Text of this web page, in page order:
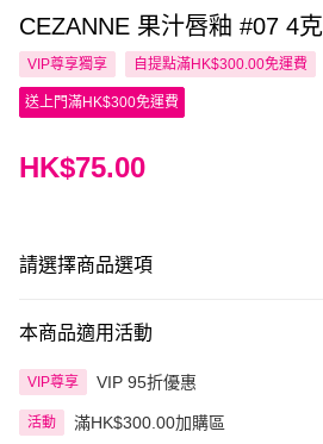
CEZANNE 果汁唇釉 #07 4克
VIP尊享獨享 自提點滿HK$300.00免運費
送上門滿HK$300免運費
HK$75.00
請選擇商品選項
本商品適用活動
VIP尊享 VIP 95折優惠
活動 滿HK$300.00加購區